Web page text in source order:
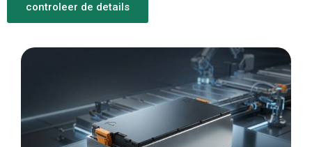
controleer de details